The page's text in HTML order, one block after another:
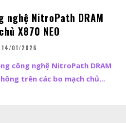
nghệ NitroPath DRAM
X870 NEO
14/01/2026
công nghệ NitroPath DRAM
trên các bo mạch chủ...